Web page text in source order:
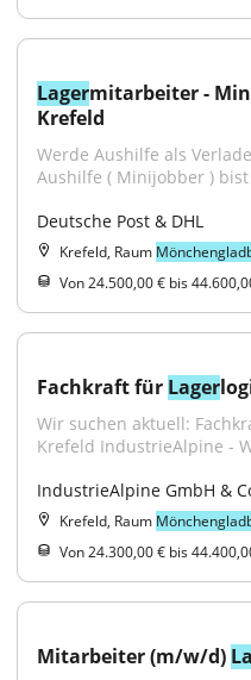
Lagermitarbeiter -
Krefeld
Werde Aushilfe als
Aushilfe ( Minijobber )
Deutsche Post & DHL
Krefeld, Raum
Von 24.500,00 € bis
Fachkraft für Lager
Wir suchen aktuell:
Krefeld IndustrieAlpine -
IndustrieAlpine GmbH &
Krefeld, Raum
Von 24.300,00 € bis
Mitarbeiter (m/w/d)